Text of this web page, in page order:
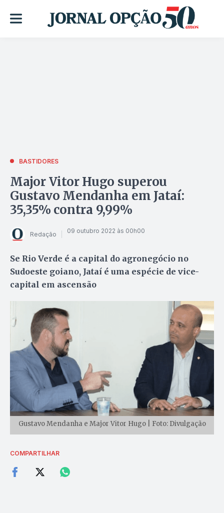
BASTIDORES
Major Vitor Hugo superou
Gustavo Mendanha em Jataí:
35,35% contra 9,99%
Redação 09 outubro 2022 às 00h00
Se Rio Verde é a capital do agronegócio no
Sudoeste goiano, Jataí é uma espécie de vice-
capital em ascensão
Gustavo Mendanha e Major Vitor Hugo | Foto: Divulgação
COMPARTILHAR